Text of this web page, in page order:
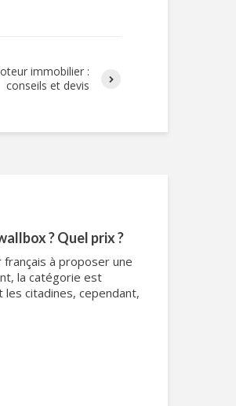
immobilier :
conseils et devis
? Quel prix ?
à proposer une
la catégorie est
citadines, cependant,